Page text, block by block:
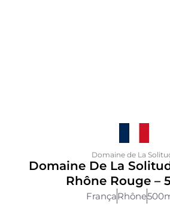
Domaine de La
Domaine De La
Rhône Rouge –
FrançaRhône